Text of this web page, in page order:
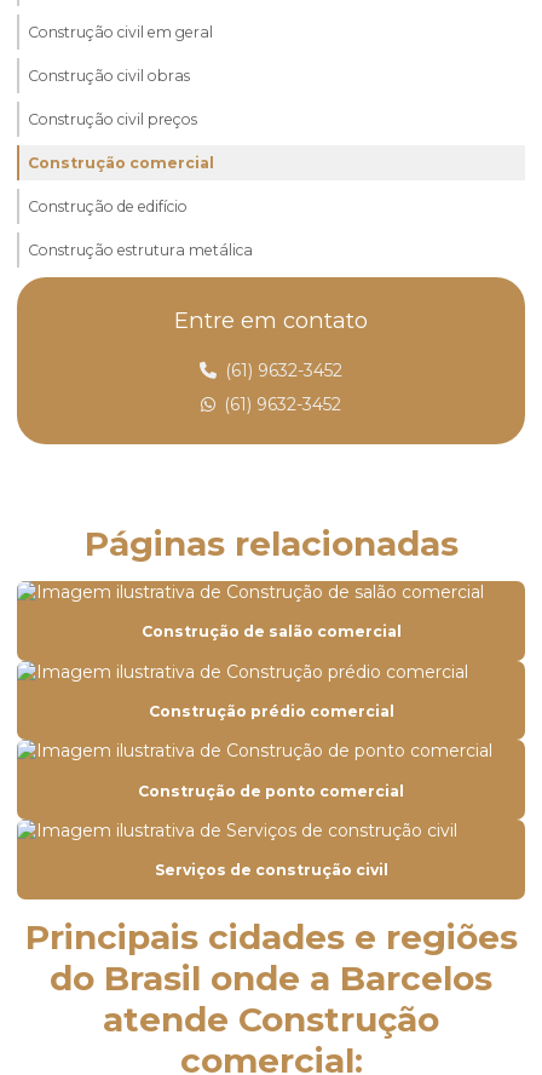
Construção civil em geral
Construção civil obras
Construção civil preços
Construção comercial
Construção de edifício
Construção estrutura metálica
Construção predial
Construção prédio comercial
Construção de prédios
Construção de predios residenciais
Construção de salão comercial
Construtora de alto padrão
Construtora de apartamentos
Construtora de casa
Construtora casa moderna
Construtora casa valor
Entre em contato
(61) 9632-3452
(61) 9632-3452
Páginas relacionadas
Construção de salão comercial
Construção prédio comercial
Construção de ponto comercial
Serviços de construção civil
Principais cidades e regiões
do Brasil onde a Barcelos
atende Construção
comercial: